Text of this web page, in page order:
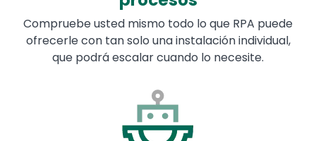
Compruebe usted mismo todo lo que RPA puede
ofrecerle con tan solo una instalación individual,
que podrá escalar cuando lo necesite.